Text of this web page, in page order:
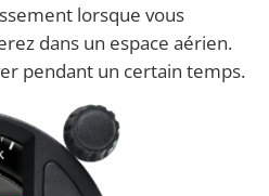
lorsque vous
dans un espace aérien.
pendant un certain temps.